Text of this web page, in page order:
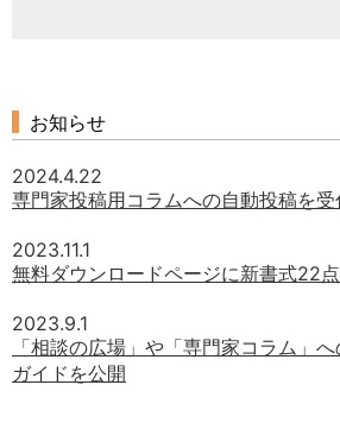
お知らせ
2024.4.22
専門家投稿用コラムへの自動投稿を受
2023.11.1
無料ダウンロードページに新書式22
2023.9.1
「相談の広場」や「専門家コラム」
ガイドを公開